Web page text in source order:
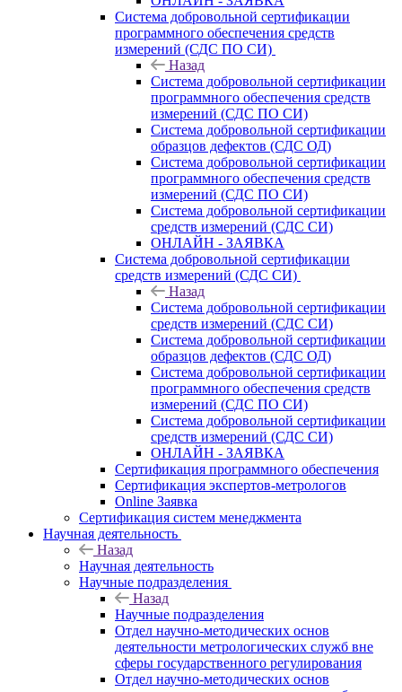
Система добровольной сертификации
программного обеспечения средств
измерений (СДС ПО СИ)
Назад
Система добровольной сертификации
программного обеспечения средств
измерений (СДС ПО СИ)
Система добровольной сертификации
образцов дефектов (СДС ОД)
Система добровольной сертификации
программного обеспечения средств
измерений (СДС ПО СИ)
Система добровольной сертификации
средств измерений (СДС СИ)
ОНЛАЙН - ЗАЯВКА
Система добровольной сертификации
средств измерений (СДС СИ)
Назад
Система добровольной сертификации
средств измерений (СДС СИ)
Система добровольной сертификации
образцов дефектов (СДС ОД)
Система добровольной сертификации
программного обеспечения средств
измерений (СДС ПО СИ)
Система добровольной сертификации
средств измерений (СДС СИ)
ОНЛАЙН - ЗАЯВКА
Сертификация программного обеспечения
Сертификация экспертов-метрологов
Online Заявка
Сертификация систем менеджмента
Научная деятельность
Назад
Научная деятельность
Научные подразделения
Назад
Научные подразделения
Отдел научно-методических основ
деятельности метрологических служб вне
сферы государственного регулирования
Отдел научно-методических основ